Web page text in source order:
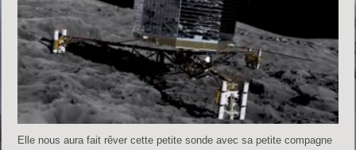
Elle nous aura fait rêver cette petite sonde avec sa petite compagne